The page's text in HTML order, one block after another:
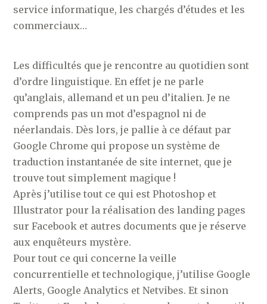
service informatique, les chargés d’études et les
commerciaux…
Les difficultés que je rencontre au quotidien sont
d’ordre linguistique. En effet je ne parle
qu’anglais, allemand et un peu d’italien. Je ne
comprends pas un mot d’espagnol ni de
néerlandais. Dès lors, je pallie à ce défaut par
Google Chrome qui propose un système de
traduction instantanée de site internet, que je
trouve tout simplement magique !
Après j’utilise tout ce qui est Photoshop et
Illustrator pour la réalisation des landing pages
sur Facebook et autres documents que je réserve
aux enquêteurs mystère.
Pour tout ce qui concerne la veille
concurrentielle et technologique, j’utilise Google
Alerts, Google Analytics et Netvibes. Et sinon